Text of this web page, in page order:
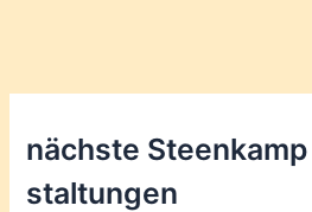
nächste
staltungen